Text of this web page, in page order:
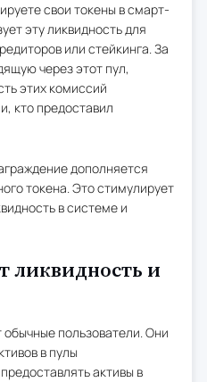
свои токены в смарт-
эту ликвидность для
или стейкинга. За
через этот пул,
этих комиссий
кто предоставил
дополняется
токена. Это стимулирует
в системе и
ликвидность и
пользователи. Они
в пулы
активы в